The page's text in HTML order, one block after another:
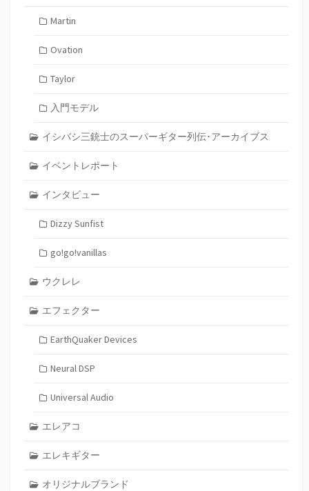
Martin
Ovation
Taylor
入門モデル
イシバシ三銃士のスーパーギター列伝･アーカイブス
イベントレポート
インタビュー
Dizzy Sunfist
go!go!vanillas
ウクレレ
エフェクター
EarthQuaker Devices
Neural DSP
Universal Audio
エレアコ
エレキギター
オリジナルブランド